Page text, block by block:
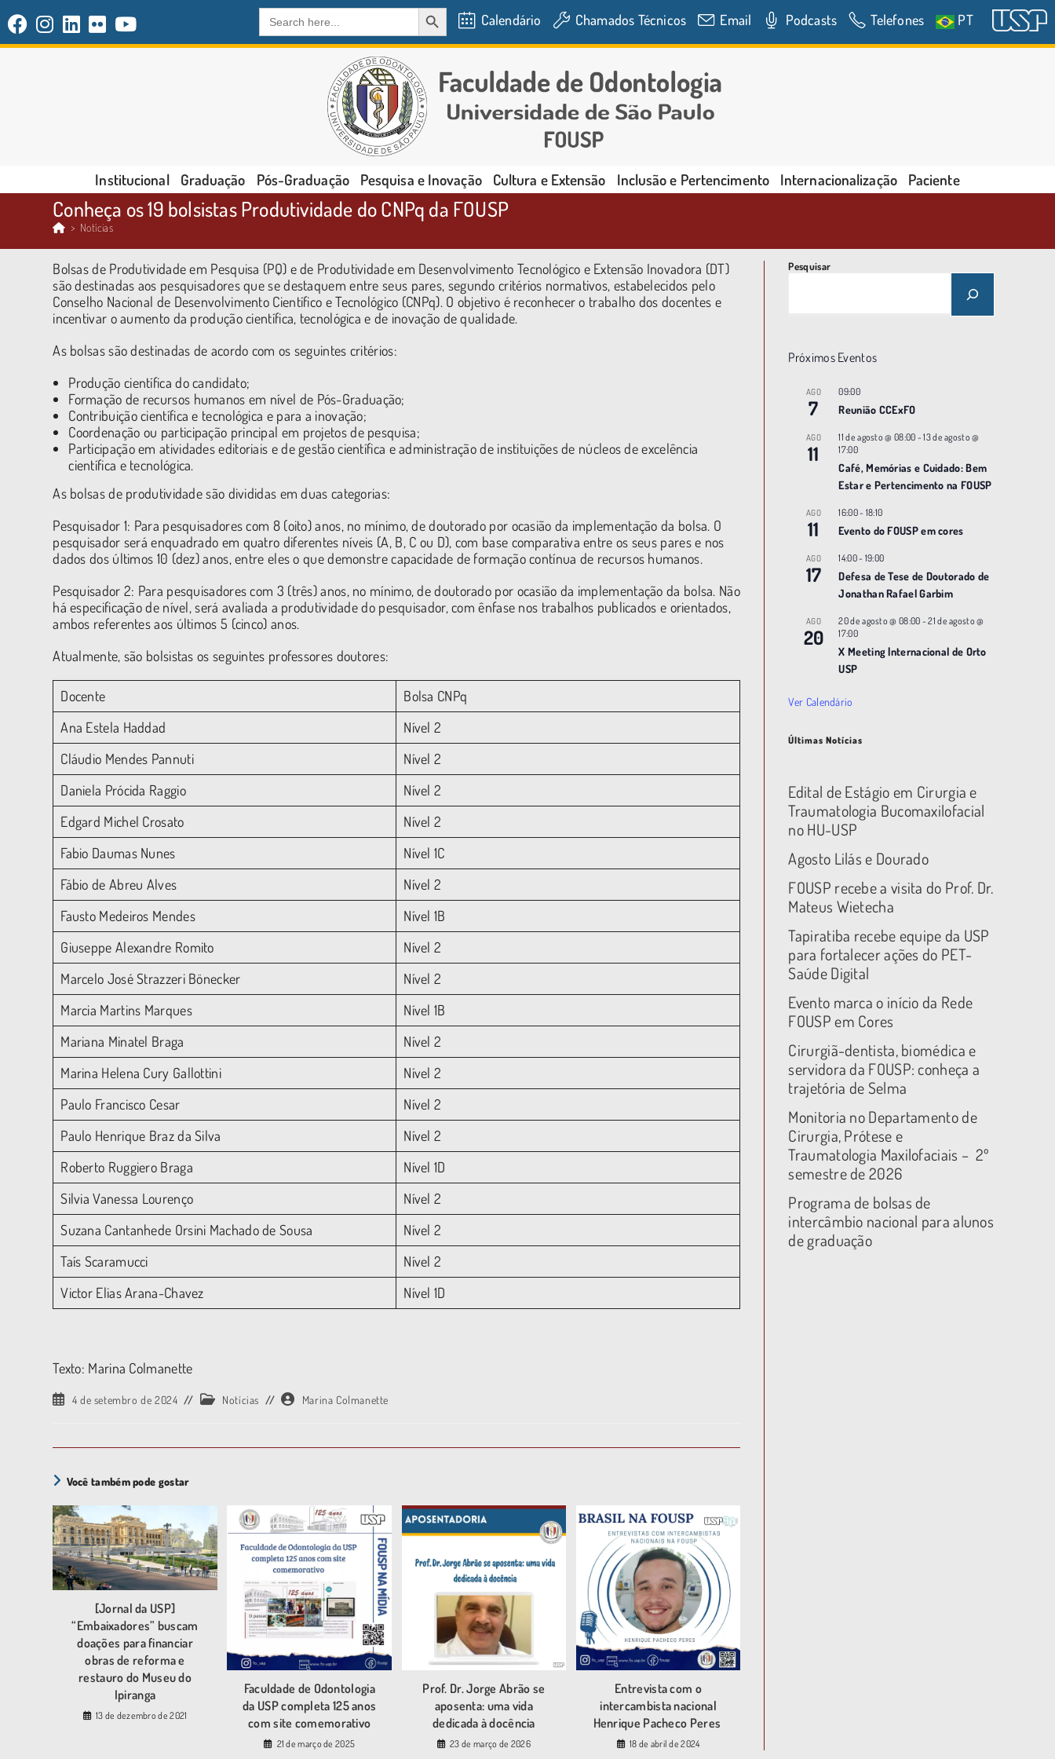
Search
for:
SEARCH BUTTON
Calendário Chamados Técnicos Email Podcasts Telefones PT
Institucional Graduação Pós-Graduação Pesquisa e Inovação Cultura e Extensão Inclusão e Pertencimento Internacionalização Paciente
Conheça os 19 bolsistas Produtividade do CNPq da FOUSP
> Notícias
Bolsas de Produtividade em Pesquisa (PQ) e de Produtividade em Desenvolvimento Tecnológico e Extensão Inovadora (DT)
são destinadas aos pesquisadores que se destaquem entre seus pares, segundo critérios normativos, estabelecidos pelo
Conselho Nacional de Desenvolvimento Científico e Tecnológico (CNPq). O objetivo é reconhecer o trabalho dos docentes e
incentivar o aumento da produção científica, tecnológica e de inovação de qualidade.
As bolsas são destinadas de acordo com os seguintes critérios:
Produção científica do candidato;
Formação de recursos humanos em nível de Pós-Graduação;
Contribuição científica e tecnológica e para a inovação;
Coordenação ou participação principal em projetos de pesquisa;
Participação em atividades editoriais e de gestão científica e administração de instituições de núcleos de excelência
científica e tecnológica.
As bolsas de produtividade são divididas em duas categorias:
Pesquisador 1: Para pesquisadores com 8 (oito) anos, no mínimo, de doutorado por ocasião da implementação da bolsa. O
pesquisador será enquadrado em quatro diferentes níveis (A, B, C ou D), com base comparativa entre os seus pares e nos
dados dos últimos 10 (dez) anos, entre eles o que demonstre capacidade de formação contínua de recursos humanos.
Pesquisador 2: Para pesquisadores com 3 (três) anos, no mínimo, de doutorado por ocasião da implementação da bolsa. Não
há especificação de nível, será avaliada a produtividade do pesquisador, com ênfase nos trabalhos publicados e orientados,
ambos referentes aos últimos 5 (cinco) anos.
Atualmente, são bolsistas os seguintes professores doutores:
Docente
Bolsa CNPq
Ana Estela Haddad
Nível 2
Cláudio Mendes Pannuti
Nível 2
Daniela Prócida Raggio
Nível 2
Edgard Michel Crosato
Nível 2
Fabio Daumas Nunes
Nível 1C
Fábio de Abreu Alves
Nível 2
Fausto Medeiros Mendes
Nível 1B
Giuseppe Alexandre Romito
Nível 2
Marcelo José Strazzeri Bönecker
Nível 2
Marcia Martins Marques
Nível 1B
Mariana Minatel Braga
Nível 2
Marina Helena Cury Gallottini
Nível 2
Paulo Francisco Cesar
Nível 2
Paulo Henrique Braz da Silva
Nível 2
Roberto Ruggiero Braga
Nível 1D
Silvia Vanessa Lourenço
Nível 2
Suzana Cantanhede Orsini Machado de Sousa
Nível 2
Taís Scaramucci
Nível 2
Victor Elias Arana-Chavez
Nível 1D
Texto: Marina Colmanette
4 de setembro de 2024 Notícias Marina Colmanette
Você também pode gostar
[Jornal da USP]
“Embaixadores” buscam
doações para financiar
obras de reforma e
restauro do Museu do
Ipiranga
13 de dezembro de 2021
Faculdade de Odontologia
da USP completa 125 anos
com site comemorativo
21 de março de 2025
Prof. Dr. Jorge Abrão se
aposenta: uma vida
dedicada à docência
23 de março de 2026
Entrevista com o
intercambista nacional
Henrique Pacheco Peres
18 de abril de 2024
Pesquisar
Próximos Eventos
AGO
7
09:00
Reunião CCExFO
AGO
11
11 de agosto @ 08:00 -13 de agosto @
17:00
Café, Memórias e Cuidado: Bem
Estar e Pertencimento na FOUSP
AGO
11
16:00- 18:10
Evento do FOUSP em cores
AGO
17
14:00- 19:00
Defesa de Tese de Doutorado de
Jonathan Rafael Garbim
AGO
20
20 de agosto @ 08:00 -21 de agosto @
17:00
X Meeting |nternacional de Orto
USP
Ver Calendário
Últimas Notícias
Edital de Estágio em Cirurgia e
Traumatologia Bucomaxilofacial
no HU-USP
Agosto Lilás e Dourado
FOUSP recebe a visita do Prof. Dr.
Mateus Wietecha
Tapiratiba recebe equipe da USP
para fortalecer ações do PET-
Saúde Digital
Evento marca o início da Rede
FOUSP em Cores
Cirurgiã-dentista, biomédica e
servidora da FOUSP: conheça a
trajetória de Selma
Monitoria no Departamento de
Cirurgia, Prótese e
Traumatologia Maxilofaciais – 2º
semestre de 2026
Programa de bolsas de
intercâmbio nacional para alunos
de graduação